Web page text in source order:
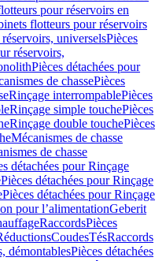
pour réservoirs en
flotteurs pour réservoirs
universelsPièces
réservoirs,
Pièces détachées pour
de chassePièces
Rinçage interrompablePièces
Rinçage simple touchePièces
Rinçage double touchePièces
Mécanismes de chasse
de chasse
détachées pour Rinçage
Pièces détachées pour Rinçage
Pièces détachées pour Rinçage
pour l’alimentationGeberit
RaccordsPièces
CoudesTésRaccords
démontablesPièces détachées